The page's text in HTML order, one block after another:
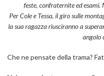
feste, confraternite ed
Per Cole e Tessa, il giro sulle
la sua ragazza riusciranno a
angolo
Che ne pensate della trama?